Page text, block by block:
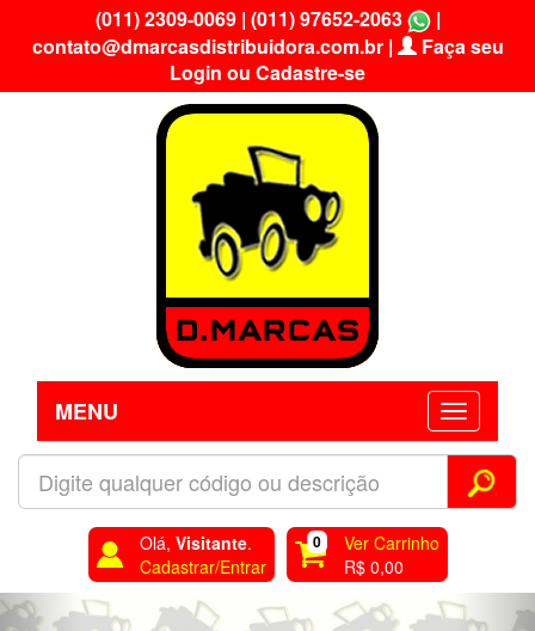
(011) 2309-0069| (011) 97652-2063
|
contato@dmarcasdistribuidora.com.br|
Faça seu
Login ou Cadastre-se
MENU
Olá, Visitante.
Cadastrar/Entrar
0
Ver Carrinho
R$ 0,00
Previous